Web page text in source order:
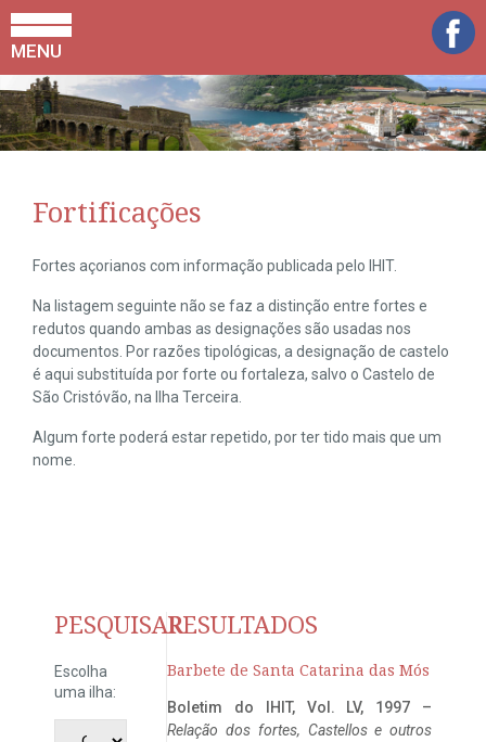
MENU
Fortificações
Fortes açorianos com informação publicada pelo IHIT.
Na listagem seguinte não se faz a distinção entre fortes e
redutos quando ambas as designações são usadas nos
documentos. Por razões tipológicas, a designação de castelo
é aqui substituída por forte ou fortaleza, salvo o Castelo de
São Cristóvão, na Ilha Terceira.
Algum forte poderá estar repetido, por ter tido mais que um
nome.
PESQUISAR
Escolha
uma ilha:
RESULTADOS
Barbete de Santa Catarina das Mós
Boletim do IHIT, Vol. LV, 1997 –
Relação dos fortes, Castellos e outros